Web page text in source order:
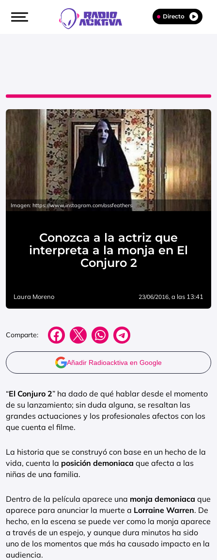
Directo
Imagen: https://www.instagram.com/assfeathers
Conozca a la actriz que
interpreta a la monja en El
Conjuro 2
Laura Moreno 23/06/2016, a las 13:41
Comparte:
Añadir Radioacktiva en Google
“El Conjuro 2” ha dado de qué hablar desde el momento
de su lanzamiento; sin duda alguna, se resaltan las
grandes actuaciones y los profesionales afectos con los
que cuenta el filme.
La historia que se construyó con base en un hecho de la
vida, cuenta la posición demoniaca que afecta a las
niñas de una familia.
Dentro de la película aparece una monja demoniaca que
aparece para anunciar la muerte a Lorraine Warren. De
hecho, en la escena se puede ver como la monja aparece
a través de un espejo, y aunque dura minutos ha sido
uno de los momentos que más ha causado impacto en la
audiencia.